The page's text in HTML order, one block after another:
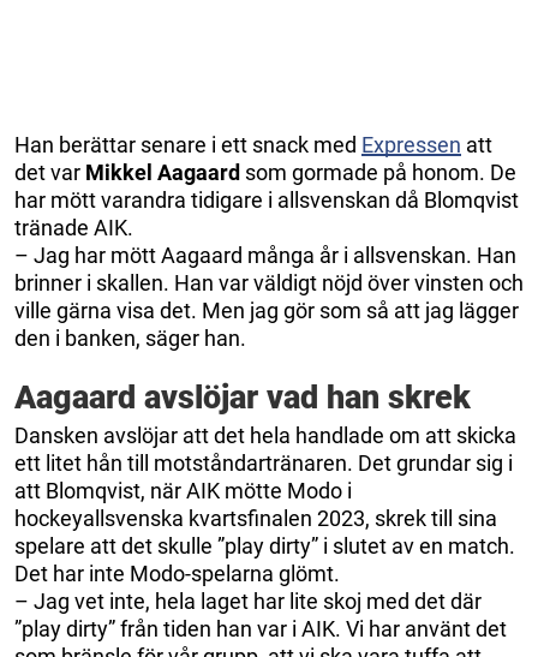
Han berättar senare i ett snack med Expressen att
det var Mikkel Aagaard som gormade på honom. De
har mött varandra tidigare i allsvenskan då Blomqvist
tränade AIK.
– Jag har mött Aagaard många år i allsvenskan. Han
brinner i skallen. Han var väldigt nöjd över vinsten och
ville gärna visa det. Men jag gör som så att jag lägger
den i banken, säger han.
Aagaard avslöjar vad han skrek
Dansken avslöjar att det hela handlade om att skicka
ett litet hån till motståndartränaren. Det grundar sig i
att Blomqvist, när AIK mötte Modo i
hockeyallsvenska kvartsfinalen 2023, skrek till sina
spelare att det skulle ”play dirty” i slutet av en match.
Det har inte Modo-spelarna glömt.
– Jag vet inte, hela laget har lite skoj med det där
”play dirty” från tiden han var i AIK. Vi har använt det